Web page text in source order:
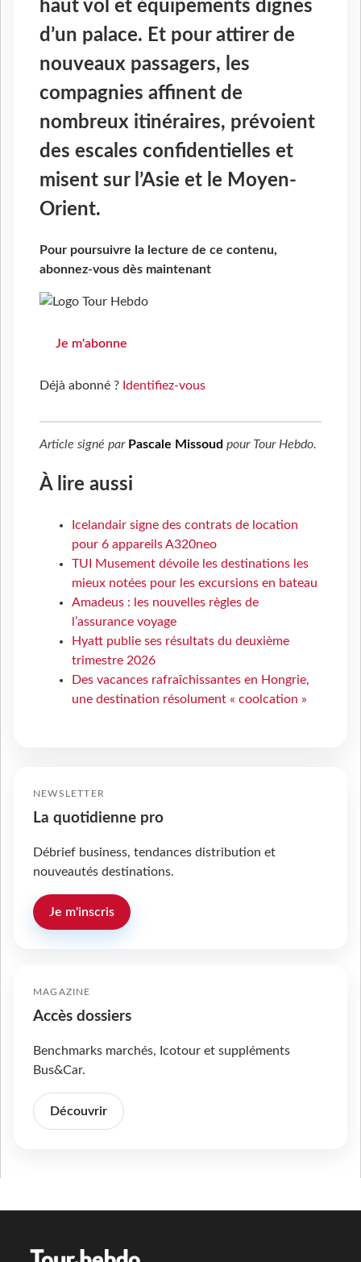
haut vol et équipements dignes
d’un palace. Et pour attirer de
nouveaux passagers, les
compagnies affinent de
nombreux itinéraires, prévoient
des escales confidentielles et
misent sur l’Asie et le Moyen-
Orient.
Pour poursuivre la lecture de ce contenu,
abonnez-vous dès maintenant
Je m'abonne
Déjà abonné ? Identifiez-vous
Article signé par Pascale Missoud pour Tour Hebdo.
À lire aussi
Icelandair signe des contrats de location
pour 6 appareils A320neo
TUI Musement dévoile les destinations les
mieux notées pour les excursions en bateau
Amadeus : les nouvelles règles de
l’assurance voyage
Hyatt publie ses résultats du deuxième
trimestre 2026
Des vacances rafraîchissantes en Hongrie,
une destination résolument « coolcation »
NEWSLETTER
La quotidienne pro
Débrief business, tendances distribution et
nouveautés destinations.
Je m'inscris
MAGAZINE
Accès dossiers
Benchmarks marchés, Icotour et suppléments
Bus&Car.
Découvrir